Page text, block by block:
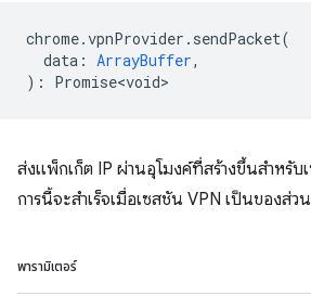
chrome.vpnProvider . sendPacket(
data : ArrayBuffer,
) : Promise<void>
ส่งแพ็กเก็ต IP ผ่านอุโมงค์ที่สร้างขึ้นสำหรับ
การนี้จะสำเร็จเมื่อเซสชัน VPN เป็นของส่ว
พารามิเตอร์